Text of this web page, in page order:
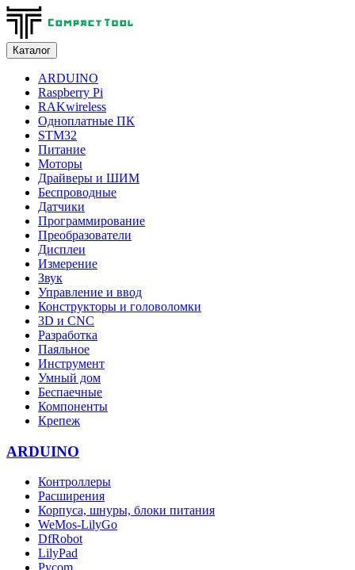
Каталог
ARDUINO
Raspberry Pi
RAKwireless
Одноплатные ПК
STM32
Питание
Моторы
Драйверы и ШИМ
Беспроводные
Датчики
Программирование
Преобразователи
Дисплеи
Измерение
Звук
Управление и ввод
Конструкторы и головоломки
3D и CNC
Разработка
Паяльное
Инструмент
Умный дом
Беспаечные
Компоненты
Крепеж
ARDUINO
Контроллеры
Расширения
Корпуса, шнуры, блоки питания
WeMos-LilyGo
DfRobot
LilyPad